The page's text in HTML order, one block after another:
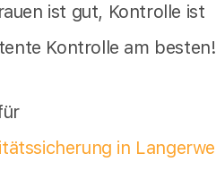
ist gut, Kontrolle ist
Kontrolle am besten!
in